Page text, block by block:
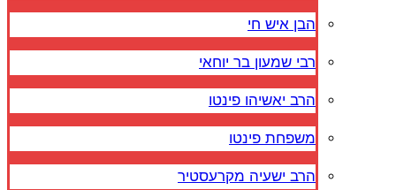
הבן איש חי
רבי שמעון בר יוחאי
הרב יאשיהו פינטו
משפחת פינטו
הרב ישעיה מקרעסטיר